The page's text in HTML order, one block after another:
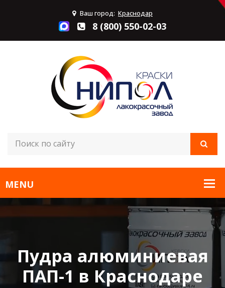
Ваш город: Краснодар
8 (800) 550-02-03
Пудра алюминиевая
ПАП-1 в Краснодаре